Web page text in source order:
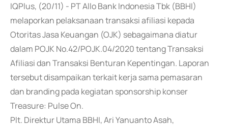
IQPlus, (20/11) - PT Allo Bank Indonesia Tbk (BBHI)
melaporkan pelaksanaan transaksi afiliasi kepada
Otoritas Jasa Keuangan (OJK) sebagaimana diatur
dalam POJK No.42/POJK.04/2020 tentang Transaksi
Afiliasi dan Transaksi Benturan Kepentingan. Laporan
tersebut disampaikan terkait kerja sama pemasaran
dan branding pada kegiatan sponsorship konser
Treasure: Pulse On.
Plt. Direktur Utama BBHI, Ari Yanuanto Asah,